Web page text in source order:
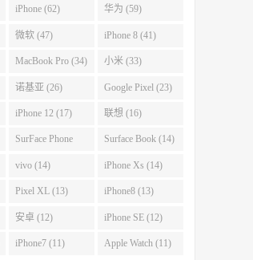
iPhone (62) 华为 (59)
微软 (47) iPhone 8 (41)
MacBook Pro (34) 小米 (33)
诺基亚 (26) Google Pixel (23)
iPhone 12 (17) 联想 (16)
SurFace Phone
(14)
Surface Book (14)
vivo (14) iPhone Xs (14)
Pixel XL (13) iPhone8 (13)
安卓 (12) iPhone SE (12)
iPhone7 (11) Apple Watch (11)